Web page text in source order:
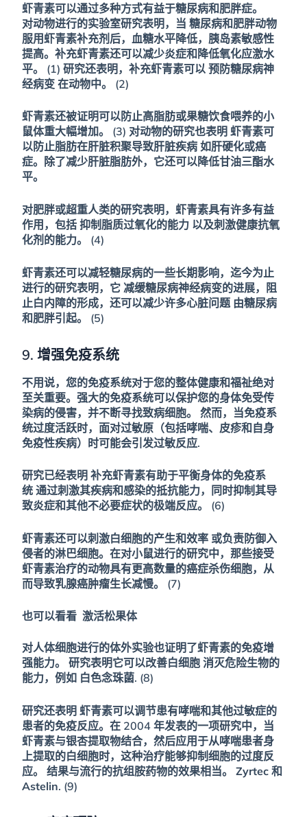
虾青素可以通过多种方式有益于糖尿病和肥胖症。
对动物进行的实验室研究表明，当糖尿病和肥胖动物
服用虾青素补充剂后，血糖水平降低，胰岛素敏感性
提高。补充虾青素还可以减少炎症和降低氧化应激水
平。 (1) 研究还表明，补充虾青素可以预防糖尿病神
经病变 在动物中。 (2)
虾青素还被证明可以防止高脂肪或果糖饮食喂养的小
鼠体重大幅增加。 (3) 对动物的研究也表明虾青素可
以防止脂肪在肝脏积聚导致肝脏疾病 如肝硬化或癌
症。除了减少肝脏脂肪外，它还可以降低甘油三酯水
平。
对肥胖或超重人类的研究表明，虾青素具有许多有益
作用，包括抑制脂质过氧化的能力 以及刺激健康抗氧
化剂的能力。 (4)
虾青素还可以减轻糖尿病的一些长期影响，迄今为止
进行的研究表明，它 减缓糖尿病神经病变的进展，阻
止白内障的形成，还可以减少许多心脏问题 由糖尿病
和肥胖引起。 (5)
9. 增强免疫系统
不用说，您的免疫系统对于您的整体健康和福祉绝对
至关重要。强大的免疫系统可以保护您的身体免受传
染病的侵害，并不断寻找致病细胞。然而，当免疫系
统过度活跃时，面对过敏原（包括哮喘、皮疹和自身
免疫性疾病）时可能会引发过敏反应.
研究已经表明补充虾青素有助于平衡身体的免疫系
统 通过刺激其疾病和感染的抵抗能力，同时抑制其导
致炎症和其他不必要症状的极端反应。 (6)
虾青素还可以刺激白细胞的产生和效率 或负责防御入
侵者的淋巴细胞。在对小鼠进行的研究中，那些接受
虾青素治疗的动物具有更高数量的癌症杀伤细胞，从
而导致乳腺癌肿瘤生长减慢。 (7)
也可以看看 激活松果体
对人体细胞进行的体外实验也证明了虾青素的免疫增
强能力。研究表明它可以改善白细胞 消灭危险生物的
能力，例如 白色念珠菌. (8)
研究还表明虾青素可以调节患有哮喘和其他过敏症的
患者的免疫反应。在 2004 年发表的一项研究中，当
虾青素与银杏提取物结合，然后应用于从哮喘患者身
上提取的白细胞时，这种治疗能够抑制细胞的过度反
应。结果与流行的抗组胺药物的效果相当。 Zyrtec 和
Astelin. (9)